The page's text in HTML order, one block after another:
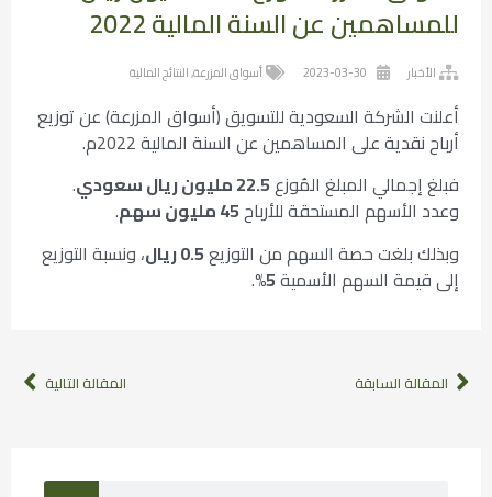
للمساهمين عن السنة المالية 2022
الأخبار 2023-03-30 أسواق المزرعة,النتائج المالية
أعلنت الشركة السعودية للتسويق (أسواق المزرعة) عن توزيع
أرباح نقدية على المساهمين عن السنة المالية 2022م.
فبلغ إجمالي المبلغ المُوزع22.5 مليون ريال سعودي
.
وعدد الأسهم المستحقة للأرباح45 مليون سهم
.
وبذلك بلغت حصة السهم من التوزيع0.5 ريال
، ونسبة التوزيع
إلى قيمة السهم الأسمية5%
.
المقالة السابقة المقالة التالية